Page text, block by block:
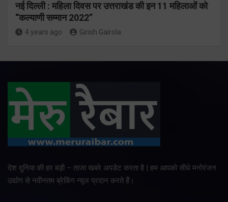
नई दिल्ली : महिला दिवस पर उत्तराखंड की इन 11 महिलाओं को
“कल्याणी सम्मान 2022”
4 years ago Girish Gairola
देश दुनिया की हर बड़ी – ताजा खबरे अपडेट करता है | हम आपको सीधे मनोरंजन
उद्योग से नवीनतम ब्रेकिंग न्यूज प्रदान करते हैं।